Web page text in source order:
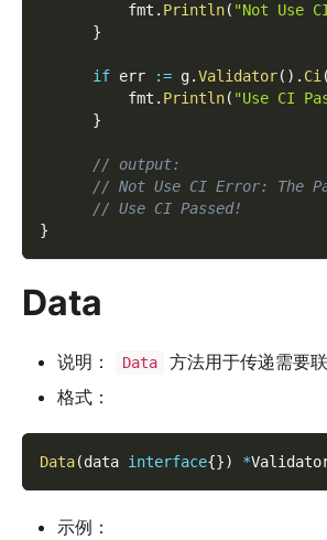
          fmt
. Println( "Not Use
}
if err := g.Validator( ) . Ci (
          fmt
. Println( "Use CI
}
// output:
// Not Use CI Error: The
// Use CI Passed!
}
Data
说明： Data
方法用于传递需要
格式：
Data(data interface{}) *
示例：